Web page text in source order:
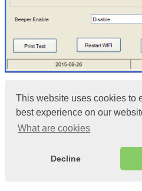
This website uses cookies to
best experience on our
What are cookies
Decline
The “
Choose Printer Port
port that you use for the
“LAN Port Address” is the IP
obtained during the self-test
Steps to print a Self Test page: